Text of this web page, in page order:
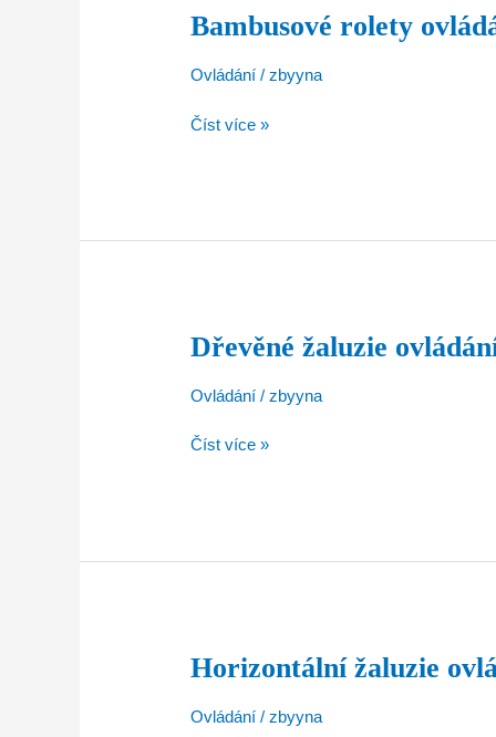
Bambusové rolety
Ovládání /zbyyna
Bambusové
ovládání
Číst více »
Dřevěné žaluzie
Ovládání /zbyyna
Dřevěné
ovládání
Číst více »
Horizontální žaluzie
Ovládání /zbyyna
Horizontální
ovládání